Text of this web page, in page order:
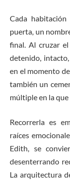
Cada
puerta, un
final. Al cruzar
detenido,
en el momento
también un
múltiple en la
Recorrerla es
raíces
Edith, se
desenterrando
La arquitectura